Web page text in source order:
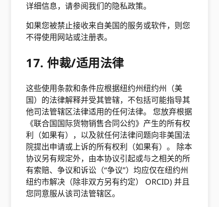
详细信息，请参阅我们的隐私政策。
如果您被禁止接收来自美国的服务或软件，则您
不得使用网站或注册表。
17. 仲裁/适用法律
这些使用条款和条件应根据纽约州纽约州（美
国）的法律解释并受其管辖，不包括可能指导其
他司法管辖区法律适用的任何法律。 您放弃根据
《联合国国际货物销售合同公约》产生的所有权
利（如果有），以及就任何法律问题向非美国法
院提出申请或上诉的所有权利（如果有）。 除本
协议另有规定外，由本协议引起或与之相关的所
有索赔、争议和诉讼（“争议”）均应仅在纽约州
纽约市解决（除非双方另有约定） ORCID) 并且
您同意服从该司法管辖区。